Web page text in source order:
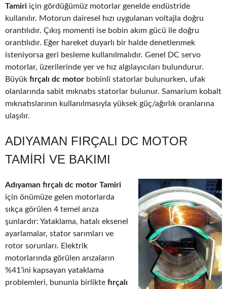
Tamiri için gördüğümüz motorlar genelde endüstride
kullanılır. Motorun dairesel hızı uygulanan voltajla doğru
orantılıdır. Çıkış momenti ise bobin akım gücü ile doğru
orantılıdır. Eğer hareket duyarlı bir halde denetlenmek
isteniyorsa geri besleme kullanılmalıdır. Genel DC servo
motorlar, üzerilerinde yer ve hız algılayıcıları bulundurur.
Büyük fırçalı dc motor bobinli statorlar bulunurken, ufak
olanlarında sabit mıknatıs statorlar bulunur. Samarium kobalt
mıknatıslarının kullanılmasıyla yüksek güç/ağırlık oranlarına
ulaşılır.
ADIYAMAN FIRÇALI DC MOTOR
TAMIRI VE BAKIMI
Adıyaman fırçalı dc motor Tamiri
için önümüze gelen motorlarda
sıkça görülen 4 temel arıza
şunlardır: Yataklama, hatalı eksenel
ayarlamalar, stator sarımları ve
rotor sorunları. Elektrik
motorlarında görülen arızaların
%41’ini kapsayan yataklama
problemleri, bununla birlikte fırçalı